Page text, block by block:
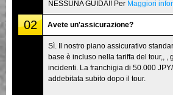
NESSUNA GUIDA!! Per Maggiori
02 Avete un'assicurazione?
Sì. Il nostro piano assicurativo
base è incluso nella tariffa del tour,, ,
incidenti. La franchigia di 50.000
addebitata subito dopo il tour.